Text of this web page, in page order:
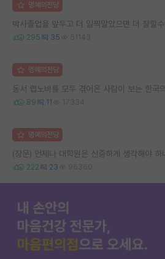
명예의전당
박사졸업을 앞두고 더 일찍알았으면 더 잘할
295 35 51143
명예의전당
89 11 17334
명예의전당
(장문) 언제나 대학원은 신중하게 생각해야 하
222 23 96360